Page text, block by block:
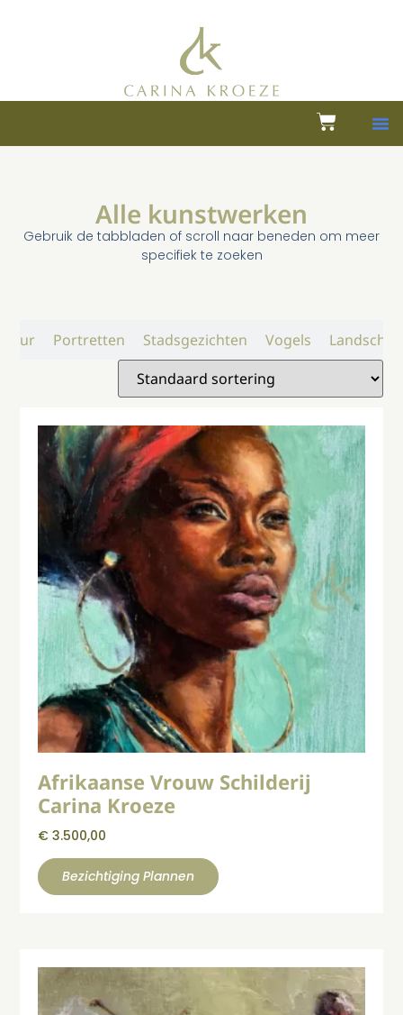
Alle kunstwerken
Gebruik de tabbladen of scroll naar beneden om meer
specifiek te zoeken
Portretten Stadsgezichten Vogels Landschap
Afrikaanse Vrouw Schilderij
Carina Kroeze
€ 3.500,00
Bezichtiging Plannen